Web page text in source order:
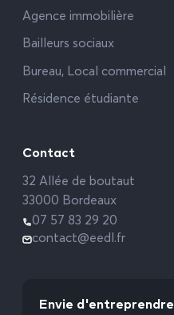
Agence immobilière
Bailleurs sociaux
Bureau, Local commercial
Résidence étudiante
Contact
32 Allée de boutaut
33000 Bordeaux
07 57 83 29 20
contact@eedl.fr
Envie d'entreprendre